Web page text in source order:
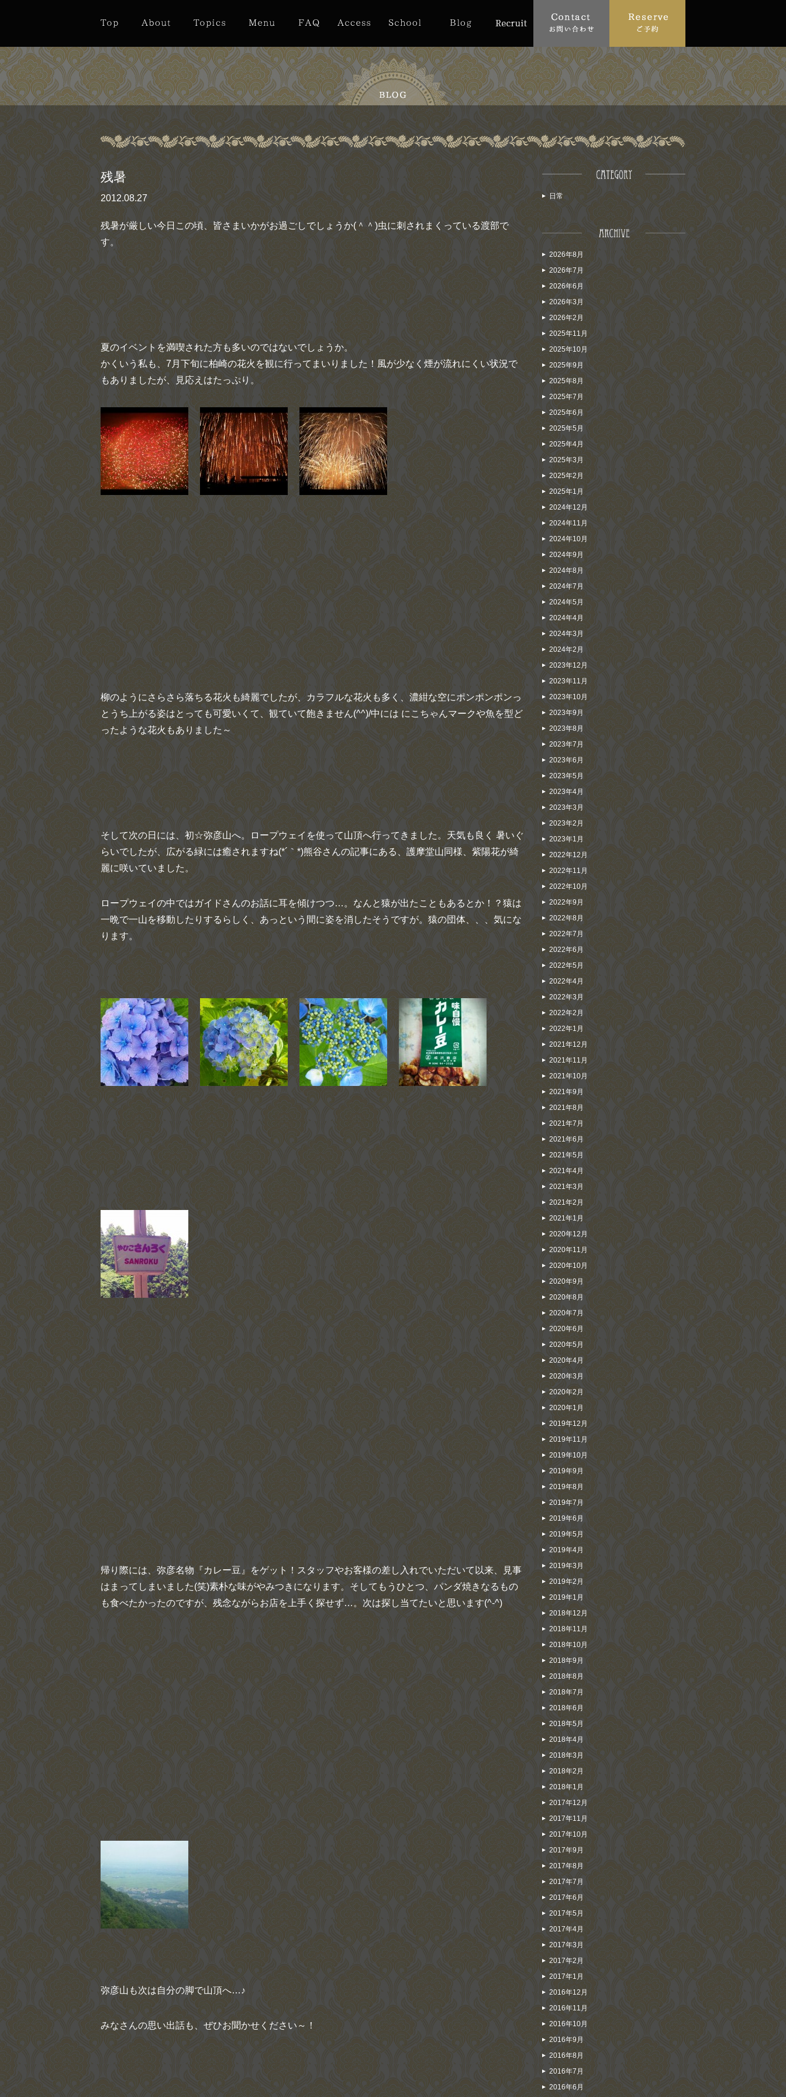
残暑
2012.08.27
残暑が厳しい今日この頃、皆さまいかがお過ごしでしょうか(＾＾)虫に刺されまくっている渡部で
す。
夏のイベントを満喫された方も多いのではないでしょうか。
かくいう私も、7月下旬に柏崎の花火を観に行ってまいりました！風が少なく煙が流れにくい状況で
もありましたが、見応えはたっぷり。
柳のようにさらさら落ちる花火も綺麗でしたが、カラフルな花火も多く、濃紺な空にポンポンポンっ
とうち上がる姿はとっても可愛いくて、観ていて飽きません(^^)/中には にこちゃんマークや魚を型ど
ったような花火もありました～
そして次の日には、初☆弥彦山へ。ロープウェイを使って山頂へ行ってきました。天気も良く 暑いぐ
らいでしたが、広がる緑には癒されますね(*´｀*)熊谷さんの記事にある、護摩堂山同様、紫陽花が綺
麗に咲いていました。
ロープウェイの中ではガイドさんのお話に耳を傾けつつ…。なんと猿が出たこともあるとか！？猿は
一晩で一山を移動したりするらしく、あっという間に姿を消したそうですが。猿の団体、、、気にな
ります。
帰り際には、弥彦名物『カレー豆』をゲット！スタッフやお客様の差し入れでいただいて以来、見事
はまってしまいました(笑)素朴な味がやみつきになります。そしてもうひとつ、パンダ焼きなるもの
も食べたかったのですが、残念ながらお店を上手く探せず…。次は探し当てたいと思います(^-^)
弥彦山も次は自分の脚で山頂へ…♪
みなさんの思い出話も、ぜひお聞かせください～！
日常
2026年8月
2026年7月
2026年6月
2026年3月
2026年2月
2025年11月
2025年10月
2025年9月
2025年8月
2025年7月
2025年6月
2025年5月
2025年4月
2025年3月
2025年2月
2025年1月
2024年12月
2024年11月
2024年10月
2024年9月
2024年8月
2024年7月
2024年5月
2024年4月
2024年3月
2024年2月
2023年12月
2023年11月
2023年10月
2023年9月
2023年8月
2023年7月
2023年6月
2023年5月
2023年4月
2023年3月
2023年2月
2023年1月
2022年12月
2022年11月
2022年10月
2022年9月
2022年8月
2022年7月
2022年6月
2022年5月
2022年4月
2022年3月
2022年2月
2022年1月
2021年12月
2021年11月
2021年10月
2021年9月
2021年8月
2021年7月
2021年6月
2021年5月
2021年4月
2021年3月
2021年2月
2021年1月
2020年12月
2020年11月
2020年10月
2020年9月
2020年8月
2020年7月
2020年6月
2020年5月
2020年4月
2020年3月
2020年2月
2020年1月
2019年12月
2019年11月
2019年10月
2019年9月
2019年8月
2019年7月
2019年6月
2019年5月
2019年4月
2019年3月
2019年2月
2019年1月
2018年12月
2018年11月
2018年10月
2018年9月
2018年8月
2018年7月
2018年6月
2018年5月
2018年4月
2018年3月
2018年2月
2018年1月
2017年12月
2017年11月
2017年10月
2017年9月
2017年8月
2017年7月
2017年6月
2017年5月
2017年4月
2017年3月
2017年2月
2017年1月
2016年12月
2016年11月
2016年10月
2016年9月
2016年8月
2016年7月
2016年6月